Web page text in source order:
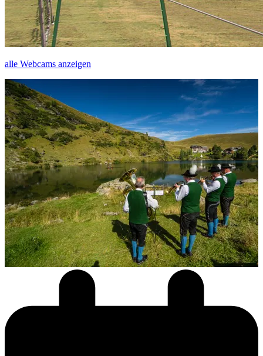
alle Webcams anzeigen